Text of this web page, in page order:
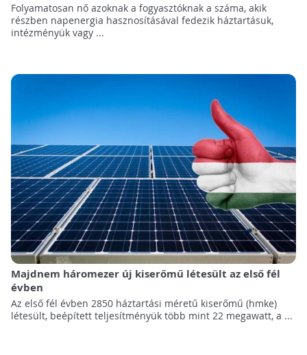
Folyamatosan nő azoknak a fogyasztóknak a száma, akik
részben napenergia hasznosításával fedezik háztartásuk,
intézményük vagy ...
Majdnem háromezer új kiserőmű létesült az első fél
évben
Az első fél évben 2850 háztartási méretű kiserőmű (hmke)
létesült, beépített teljesítményük több mint 22 megawatt, a ...